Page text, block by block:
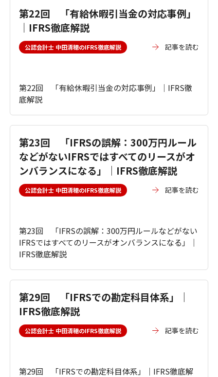
第22回 「有給休暇引当金の対応事例」
｜IFRS徹底解説
公認会計士 中田清穂のIFRS徹底解説 記事を読む
第22回 「有給休暇引当金の対応事例」｜IFRS徹
底解説
第23回 「IFRSの誤解：300万円ルール
などがないIFRSではすべてのリースがオ
ンバランスになる」｜IFRS徹底解説
公認会計士 中田清穂のIFRS徹底解説 記事を読む
第23回 「IFRSの誤解：300万円ルールなどがない
IFRSではすべてのリースがオンバランスになる」｜
IFRS徹底解説
第29回 「IFRSでの勘定科目体系」｜
IFRS徹底解説
公認会計士 中田清穂のIFRS徹底解説 記事を読む
第29回 「IFRSでの勘定科目体系」｜IFRS徹底解